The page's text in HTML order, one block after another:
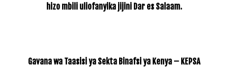
hizo mbili uliofanyika jijini Dar es Salaam.
Gavana wa Taasisi ya Sekta Binafsi ya Kenya – KEPSA